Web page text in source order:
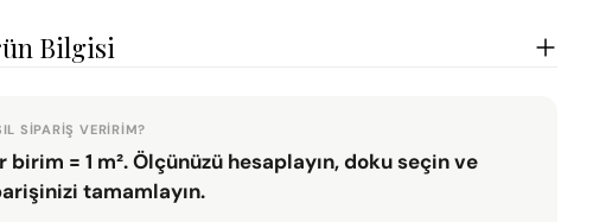
Bilgisi
SIPARIŞ VERIRIM?
birim = 1 m². Ölçünüzü hesaplayın, doku seçin ve
tamamlayın.